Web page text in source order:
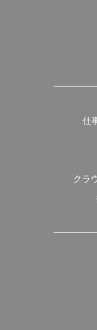
仕
クラ